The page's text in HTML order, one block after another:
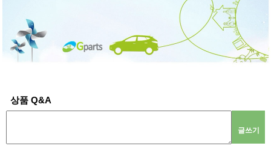
상품 Q&A
글쓰기